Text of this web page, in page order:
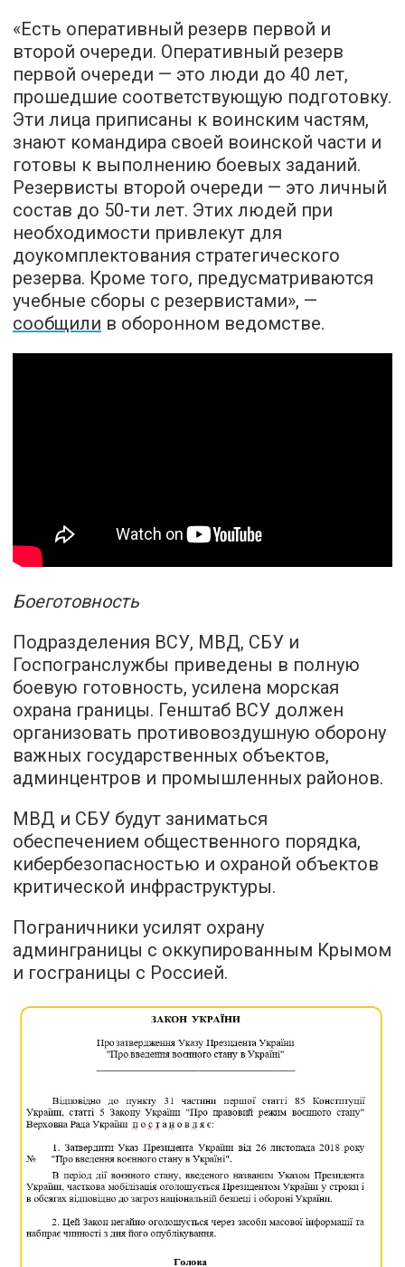
«Есть оперативный резерв первой и
второй очереди. Оперативный резерв
первой очереди — это люди до 40 лет,
прошедшие соответствующую подготовку.
Эти лица приписаны к воинским частям,
знают командира своей воинской части и
готовы к выполнению боевых заданий.
Резервисты второй очереди — это личный
состав до 50-ти лет. Этих людей при
необходимости привлекут для
доукомплектования стратегического
резерва. Кроме того, предусматриваются
учебные сборы с резервистами», —
сообщили в оборонном ведомстве.
Боеготовность
Подразделения ВСУ, МВД, СБУ и
Госпогранслужбы приведены в полную
боевую готовность, усилена морская
охрана границы. Генштаб ВСУ должен
организовать противовоздушную оборону
важных государственных объектов,
админцентров и промышленных районов.
МВД и СБУ будут заниматься
обеспечением общественного порядка,
кибербезопасностью и охраной объектов
критической инфраструктуры.
Пограничники усилят охрану
админграницы с оккупированным Крымом
и госграницы с Россией.